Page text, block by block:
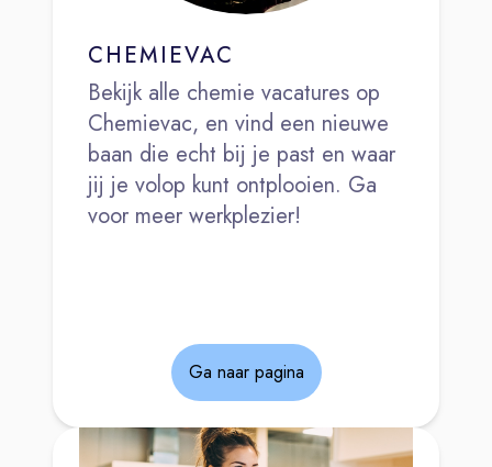
CHEMIEVAC
Bekijk alle chemie vacatures op
Chemievac, en vind een nieuwe
baan die echt bij je past en waar
jij je volop kunt ontplooien. Ga
voor meer werkplezier!
Ga naar pagina